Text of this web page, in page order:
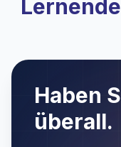
Haben
überall.